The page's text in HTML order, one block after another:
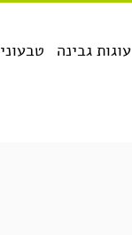
טבעוני עוגות גבינה